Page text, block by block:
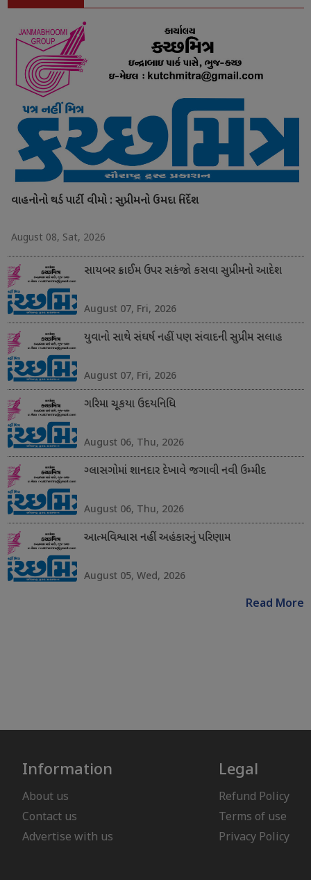
વાહનોનો થર્ડ પાર્ટી વીમો : સુપ્રીમનો ઉમદા નિર્દેશ
August 08, Sat, 2026
સાયબર ક્રાઈમ ઉપર સકંજો કસવા સુપ્રીમનો આદેશ
August 07, Fri, 2026
યુવાનો સાથે સંઘર્ષ નહીં પણ સંવાદની સુપ્રીમ સલાહ
August 07, Fri, 2026
ગરિમા ચૂકયા ઉદયનિધિ
August 06, Thu, 2026
ગ્લાસગોમાં શાનદાર દેખાવે જગાવી નવી ઉમ્મીદ
August 06, Thu, 2026
આત્મવિશ્વાસ નહીં અહંકારનું પરિણામ
August 05, Wed, 2026
Read More
Information
About us
Contact us
Advertise with us
Legal
Refund Policy
Terms of use
Privacy Policy